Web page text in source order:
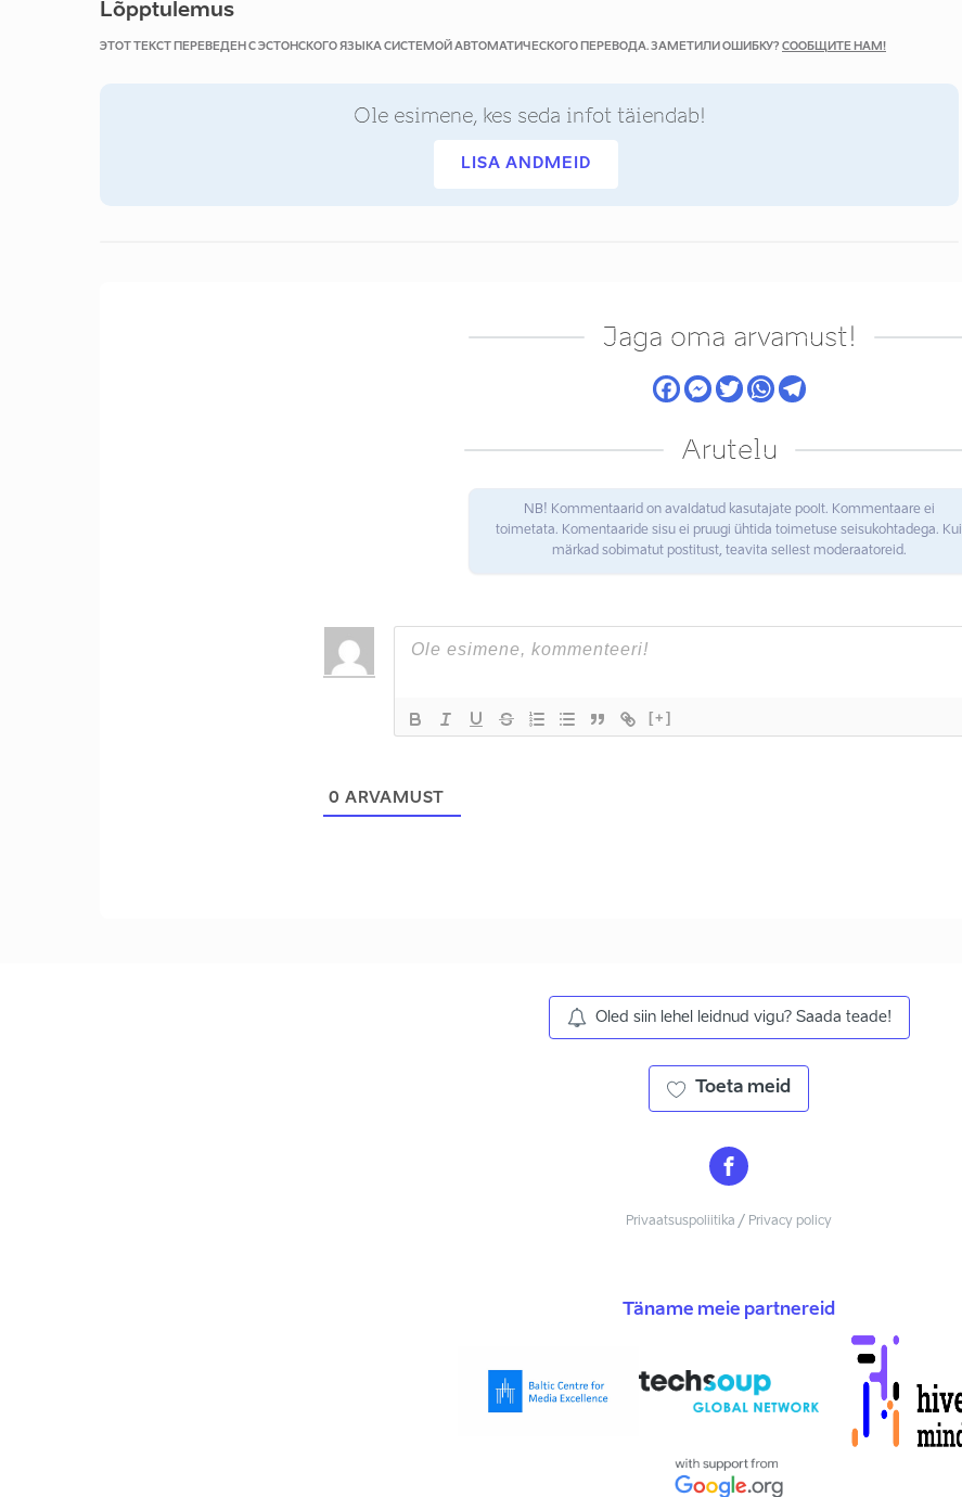
Lõpptulemus
ЭТОТ ТЕКСТ ПЕРЕВЕДЕН С ЭСТОНСКОГО ЯЗЫКА СИСТЕМОЙ АВТОМАТИЧЕСКОГО ПЕРЕВОДА. ЗАМЕТИЛИ ОШИБКУ? СООБЩИТЕ НАМ!
Ole esimene, kes seda infot täiendab!
LISA ANDMEID
Jaga oma arvamust!
Arutelu
NB! Kommentaarid on avaldatud kasutajate poolt. Kommentaare ei
toimetata. Komentaaride sisu ei pruugi ühtida toimetuse seisukohtadega. Kui
märkad sobimatut postitust, teavita sellest moderaatoreid.
[+]
0 ARVAMUST
Oled siin lehel leidnud vigu? Saada teade!
Toeta meid
Privaatsuspoliitika / Privacy policy
Täname meie partnereid